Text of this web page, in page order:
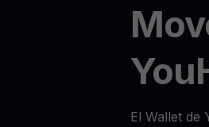
El Wallet de